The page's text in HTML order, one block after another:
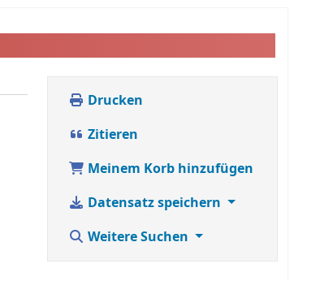
Drucken
Zitieren
Meinem Korb hinzufügen
Datensatz speichern
Weitere Suchen